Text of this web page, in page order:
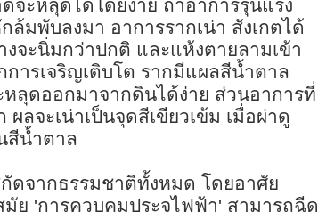
จะหลุดได้โดยง่าย ถ้าอาการรุนแรง
ล้มพับลงมา อาการรากเน่า สังเกตได้
จะนิ่มกว่าปกติ และแห้งตายลามเข้า
ารเจริญเติบโต รากมีแผลสีน้ำตาล
หลุดออกมาจากดินได้ง่าย ส่วนอาการที่
ลจะเน่าเป็นจุดสีเขียวเข้ม เมื่อผ่าดู
สีน้ำตาล
ดจากธรรมชาติทั้งหมด โดยอาศัย
ย 'การควบคุมประจุไฟฟ้า' สามารถฉีด